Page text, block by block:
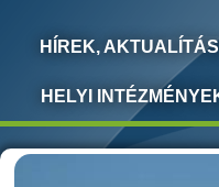
HÍREK,
HELYI